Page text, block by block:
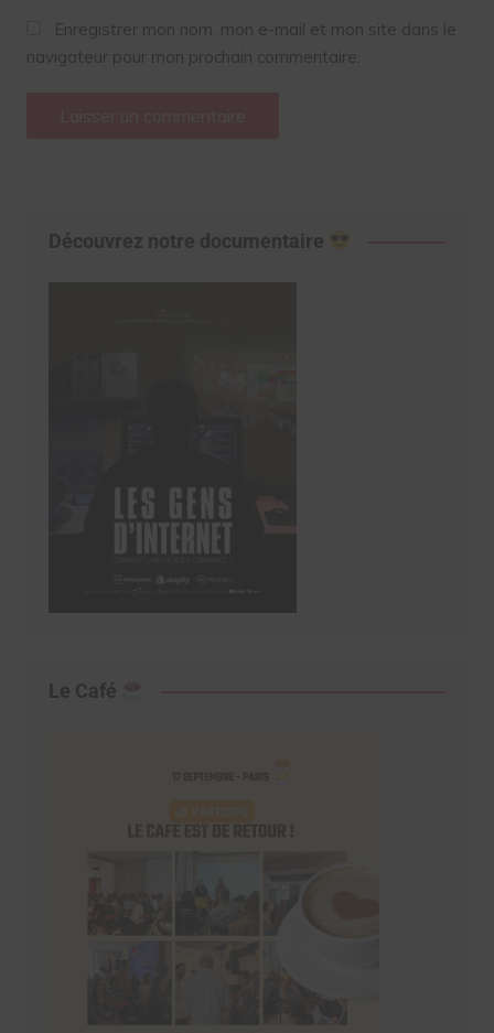
Enregistrer mon nom, mon e-mail et mon site dans le
navigateur pour mon prochain commentaire.
Découvrez notre documentaire
Le Café